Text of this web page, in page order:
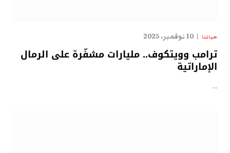
حياتنا 10 نوفمبر، 2025
ترامب وويتكوف.. مليارات مشفّرة على الرمال
الإماراتية
…